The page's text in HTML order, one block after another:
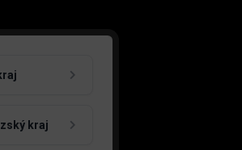
kraj